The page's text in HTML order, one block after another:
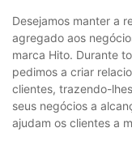
Desejamos manter a
agregado aos
marca Hito. Durante
pedimos a criar
clientes, trazendo-
seus negócios a
ajudam os clientes a